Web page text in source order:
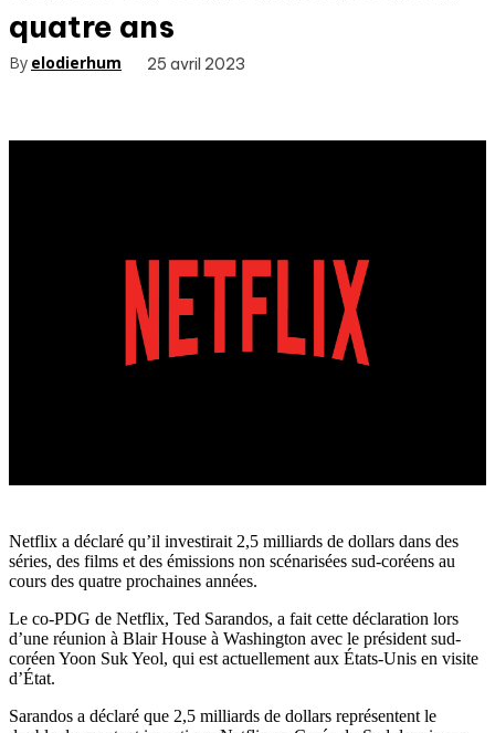
quatre ans
By elodierhum 25 avril 2023
Netflix a déclaré qu’il investirait 2,5 milliards de dollars dans des
séries, des films et des émissions non scénarisées sud-coréens au
cours des quatre prochaines années.
Le co-PDG de Netflix, Ted Sarandos, a fait cette déclaration lors
d’une réunion à Blair House à Washington avec le président sud-
coréen Yoon Suk Yeol, qui est actuellement aux États-Unis en visite
d’État.
Sarandos a déclaré que 2,5 milliards de dollars représentent le